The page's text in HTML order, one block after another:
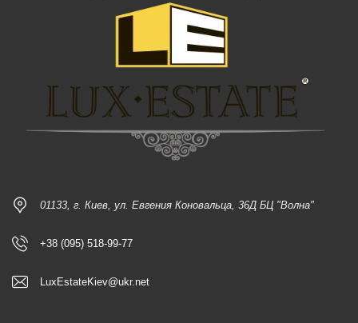
01133, г. Киев, ул. Евгения Коновальца, 36Д БЦ "Волна"
+38 (095) 518-99-77
LuxEstateKiev@ukr.net